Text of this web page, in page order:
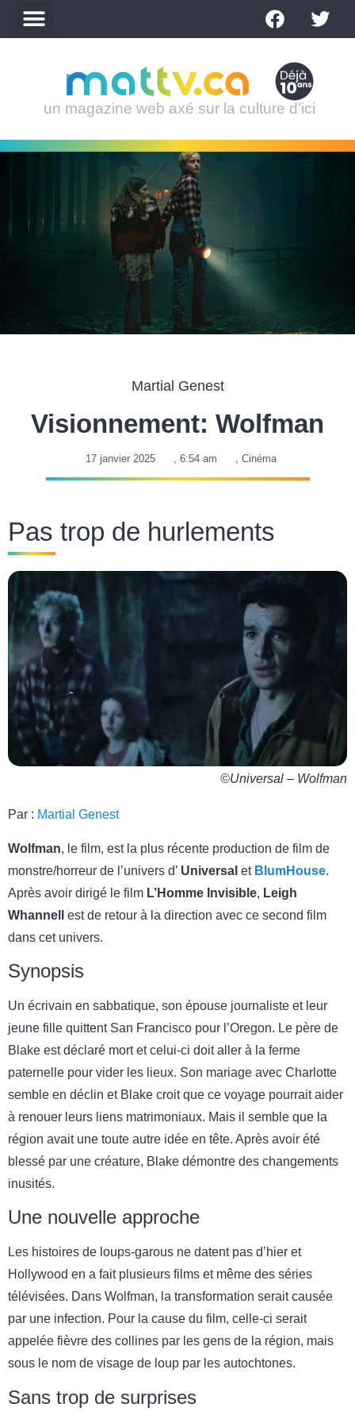
un magazine web axé sur la culture d’ici
Martial Genest
Visionnement: Wolfman
17 janvier 2025 , 6:54 am , Cinéma
Pas trop de hurlements
©Universal – Wolfman
Par : Martial Genest
Wolfman, le film, est la plus récente production de film de
monstre/horreur de l’univers d’ Universal et BlumHouse.
Après avoir dirigé le film L’Homme Invisible, Leigh
Whannell
est de retour à la direction avec ce second film
dans cet univers.
Synopsis
Un écrivain en sabbatique, son épouse journaliste et leur
jeune fille quittent San Francisco pour l’Oregon. Le père de
Blake est déclaré mort et celui-ci doit aller à la ferme
paternelle pour vider les lieux. Son mariage avec Charlotte
semble en déclin et Blake croit que ce voyage pourrait aider
à renouer leurs liens matrimoniaux. Mais il semble que la
région avait une toute autre idée en tête. Après avoir été
blessé par une créature, Blake démontre des changements
inusités.
Une nouvelle approche
Les histoires de loups-garous ne datent pas d’hier et
Hollywood en a fait plusieurs films et même des séries
télévisées. Dans Wolfman, la transformation serait causée
par une infection. Pour la cause du film, celle-ci serait
appelée fièvre des collines par les gens de la région, mais
sous le nom de visage de loup par les autochtones.
Sans trop de surprises